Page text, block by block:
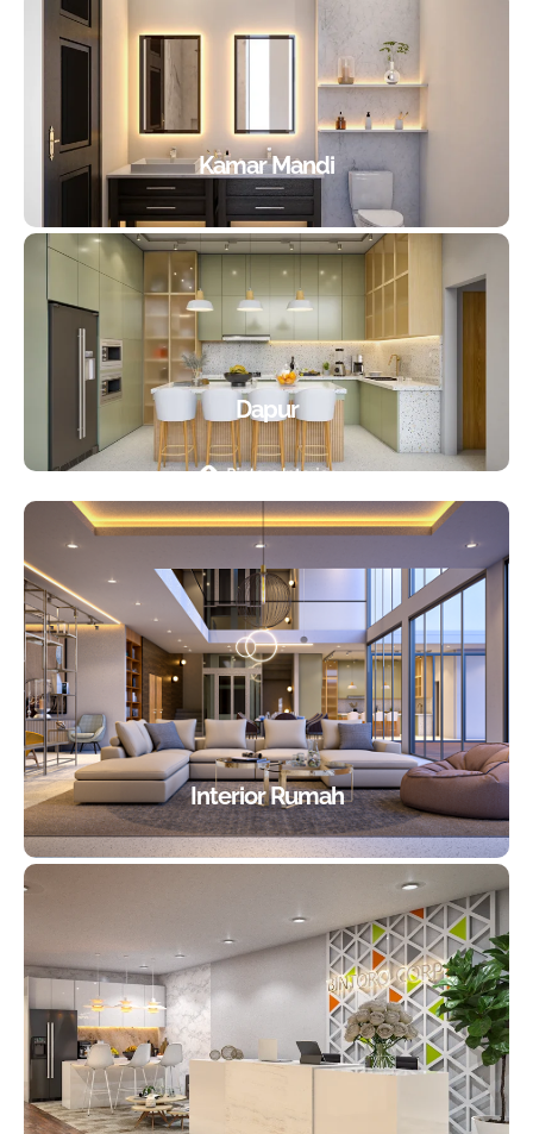
Kamar Mandi
Dapur
Interior Rumah